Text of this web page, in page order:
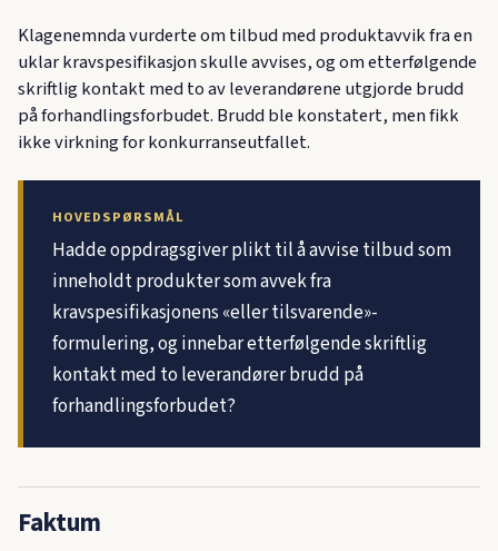
Klagenemnda vurderte om tilbud med produktavvik fra en
uklar kravspesifikasjon skulle avvises, og om etterfølgende
skriftlig kontakt med to av leverandørene utgjorde brudd
på forhandlingsforbudet. Brudd ble konstatert, men fikk
ikke virkning for konkurranseutfallet.
HOVEDSPØRSMÅL
Hadde oppdragsgiver plikt til å avvise tilbud som
inneholdt produkter som avvek fra
kravspesifikasjonens «eller tilsvarende»-
formulering, og innebar etterfølgende skriftlig
kontakt med to leverandører brudd på
forhandlingsforbudet?
Faktum